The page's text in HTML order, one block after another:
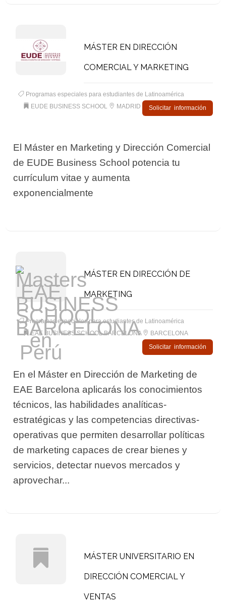
MÁSTER EN DIRECCIÓN
COMERCIAL Y MARKETING
Programas especiales para estudiantes de Latinoamérica
EUDE BUSINESS SCHOOL
MADRID Solicitar información
El Máster en Marketing y Dirección Comercial
de EUDE Business School potencia tu
currículum vitae y aumenta
exponencialmente
MÁSTER EN DIRECCIÓN DE
MARKETING
Programas especiales para estudiantes de Latinoamérica
EAE BUSINESS SCHOOL BARCELONA
BARCELONA
Solicitar información
En el Máster en Dirección de Marketing de
EAE Barcelona aplicarás los conocimientos
técnicos, las habilidades analíticas-
estratégicas y las competencias directivas-
operativas que permiten desarrollar políticas
de marketing capaces de crear bienes y
servicios, detectar nuevos mercados y
aprovechar...
MÁSTER UNIVERSITARIO EN
DIRECCIÓN COMERCIAL Y
VENTAS